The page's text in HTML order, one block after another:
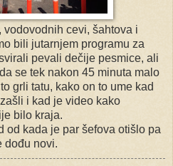
cevi, šahtova i
bili jutarnjem programu za
pevali dečije pesmice, ali
se tek nakon 45 minuta malo
grli tatu, kako on to ume kad
i kad je video kako
bilo kraja.
od kada je par šefova otišlo pa
dođu novi.